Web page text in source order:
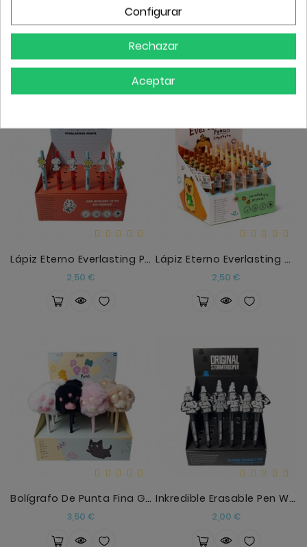
Boligrafo Borrable Futbol
2,20 €Precio 2,50 €Precio
Lápiz Eterno Everlasting Peanuts Snoopy & Woodstoc
2,50 €
Lápiz Eterno Everlasting Capibara
2,50 €
Bolígrafo De Punta Fina Gatos Beans & Co
3,50 €Precio
Inkredible Erasable Pen With PVC The Original Stor
2,00 €Precio
Configurar
Rechazar
Aceptar